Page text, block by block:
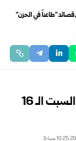
قصائد "طاعناً في الحزن"
المفكرة الثقافية في سوريا ليوم السبت الـ 16